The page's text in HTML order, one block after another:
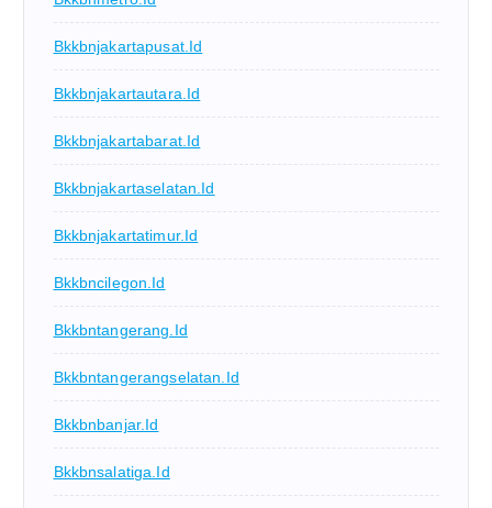
Bkkbnjakartapusat.id
Bkkbnjakartautara.id
Bkkbnjakartabarat.id
Bkkbnjakartaselatan.id
Bkkbnjakartatimur.id
Bkkbncilegon.id
Bkkbntangerang.id
Bkkbntangerangselatan.id
Bkkbnbanjar.id
Bkkbnsalatiga.id